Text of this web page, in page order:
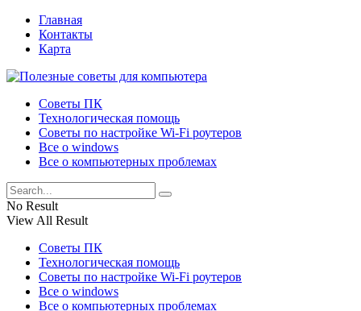
Главная
Контакты
Карта
Советы ПК
Технологическая помощь
Советы по настройке Wi-Fi роутеров
Все о windows
Все о компьютерных проблемах
No Result
View All Result
Советы ПК
Технологическая помощь
Советы по настройке Wi-Fi роутеров
Все о windows
Все о компьютерных проблемах